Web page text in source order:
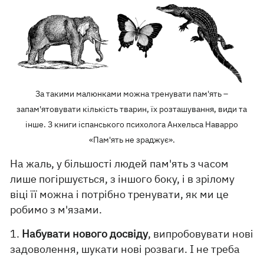
За такими малюнками можна тренувати пам'ять –
запам'ятовувати кількість тварин, їх розташування, види та
інше. З книги іспанського психолога Анхельса Наварро
«Пам'ять не зраджує».
На жаль, у більшості людей пам'ять з часом
лише погіршується, з іншого боку, і в зрілому
віці її можна і потрібно тренувати, як ми це
робимо з м'язами.
1. Набувати нового досвіду, випробовувати нові
задоволення, шукати нові розваги. І не треба